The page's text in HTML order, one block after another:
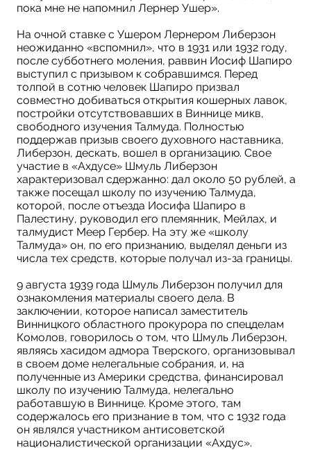
пока мне не напомнил Лернер Ушер».
На очной ставке с Ушером Лернером Либерзон
неожиданно «вспомнил», что в 1931 или 1932 году,
после субботнего моления, раввин Иосиф Шапиро
выступил с призывом к собравшимся. Перед
толпой в сотню человек Шапиро призвал
совместно добиваться открытия кошерных лавок,
постройки отсутствовавших в Виннице микв,
свободного изучения Талмуда. Полностью
поддержав призыв своего духовного наставника,
Либерзон, дескать, вошел в организацию. Свое
участие в «Ахдусе» Шмуль Либерзон
характеризовал сдержанно: дал около 50 рублей, а
также посещал школу по изучению Талмуда,
которой, после отъезда Иосифа Шапиро в
Палестину, руководил его племянник, Мейлах, и
талмудист Меер Гербер. На эту же «школу
Талмуда» он, по его признанию, выделял деньги из
числа тех средств, которые получал из-за границы.
9 августа 1939 года Шмуль Либерзон получил для
ознакомления материалы своего дела. В
заключении, которое написал заместитель
Винницкого областного прокурора по спецделам
Комолов, говорилось о том, что Шмуль Либерзон,
являясь хасидом адмора Тверского, организовывал
в своем доме нелегальные собрания, и, на
полученные из Америки средства, финансировал
школу по изучению Талмуда, нелегально
работавшую в Виннице. Кроме этого, там
содержалось его признание в том, что с 1932 года
он являлся участником антисоветской
националистической организации «Ахдус».